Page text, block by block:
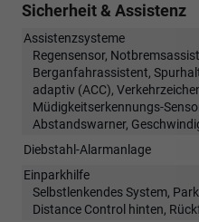
Sicherheit & Assistenz
Assistenzsysteme
Regensensor,
Berganfahrassistent,
adaptiv (ACC),
Müdigkeitserkennungs-
Abstandswarner,
Diebstahl-Alarmanlage
Einparkhilfe
Selbstlenkendes System,
Distance Control hinten,